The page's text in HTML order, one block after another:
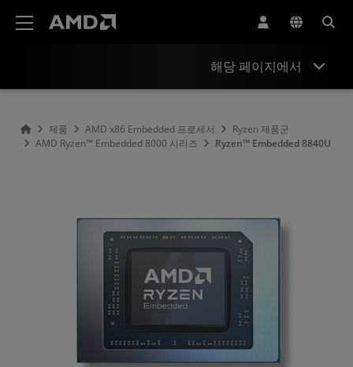
해당 페이지에서
사양
제품 AMD x86 Embedded 프로세서
Ryzen 제품군
AMD Ryzen™ Embedded 8000 시리즈
Ryzen™ Embedded 8840U